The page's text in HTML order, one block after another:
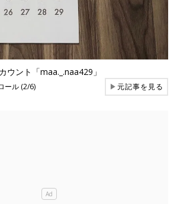
ウント「maa._.naa429」
ール (2/6) ▶元記事を見る